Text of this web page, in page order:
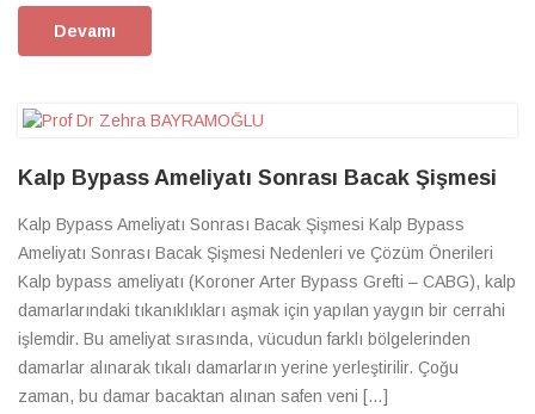
Devamı
Kalp Bypass Ameliyatı Sonrası Bacak Şişmesi
Kalp Bypass Ameliyatı Sonrası Bacak Şişmesi Kalp Bypass
Ameliyatı Sonrası Bacak Şişmesi Nedenleri ve Çözüm Önerileri
Kalp bypass ameliyatı (Koroner Arter Bypass Grefti – CABG), kalp
damarlarındaki tıkanıklıkları aşmak için yapılan yaygın bir cerrahi
işlemdir. Bu ameliyat sırasında, vücudun farklı bölgelerinden
damarlar alınarak tıkalı damarların yerine yerleştirilir. Çoğu
zaman, bu damar bacaktan alınan safen veni […]